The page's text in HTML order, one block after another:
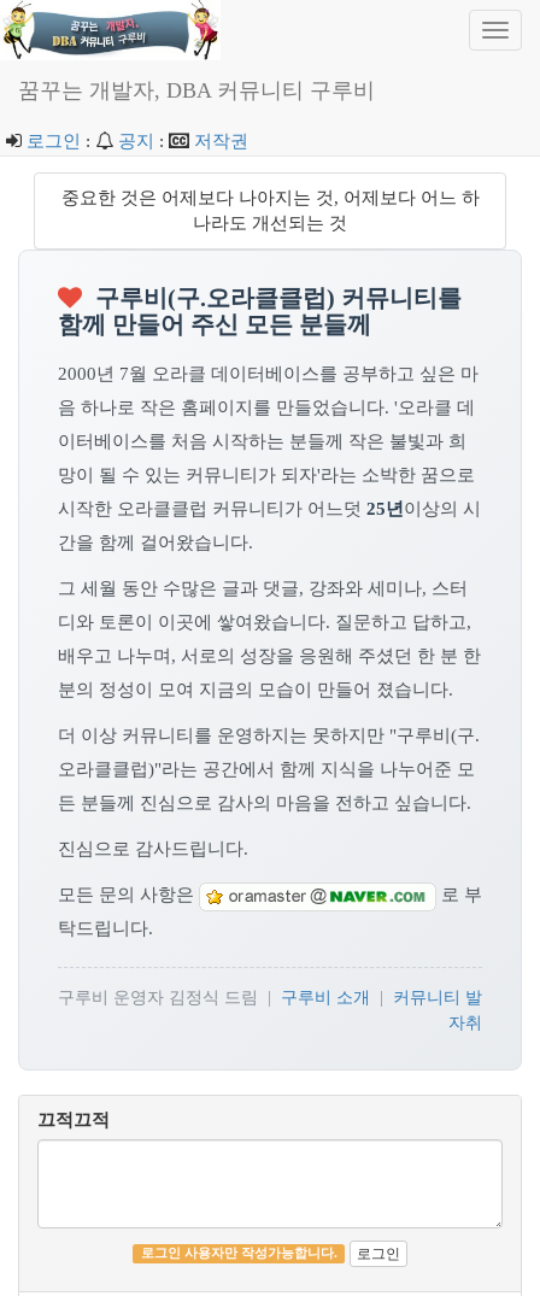
꿈꾸는 개발자, DBA 커뮤니티 구루비
로그인 : 공지 : 저작권
중요한 것은 어제보다 나아지는 것, 어제보다 어느 하
나라도 개선되는 것
구루비(구.오라클클럽) 커뮤니티를
함께 만들어 주신 모든 분들께
2000년 7월 오라클 데이터베이스를 공부하고 싶은 마
음 하나로 작은 홈페이지를 만들었습니다. '오라클 데
이터베이스를 처음 시작하는 분들께 작은 불빛과 희
망이 될 수 있는 커뮤니티가 되자'라는 소박한 꿈으로
시작한 오라클클럽 커뮤니티가 어느덧 25년 이상의 시
간을 함께 걸어왔습니다.
그 세월 동안 수많은 글과 댓글, 강좌와 세미나, 스터
디와 토론이 이곳에 쌓여왔습니다. 질문하고 답하고,
배우고 나누며, 서로의 성장을 응원해 주셨던 한 분 한
분의 정성이 모여 지금의 모습이 만들어 졌습니다.
더 이상 커뮤니티를 운영하지는 못하지만 "구루비(구.
오라클클럽)"라는 공간에서 함께 지식을 나누어준 모
든 분들께 진심으로 감사의 마음을 전하고 싶습니다.
진심으로 감사드립니다.
모든 문의 사항은
로 부
탁드립니다.
구루비 운영자 김정식 드림 | 구루비 소개
커뮤니티 발
자취
끄적끄적
로그인 사용자만 작성가능합니다. 로그인